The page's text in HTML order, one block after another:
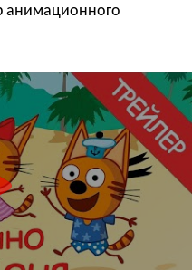
анимационного